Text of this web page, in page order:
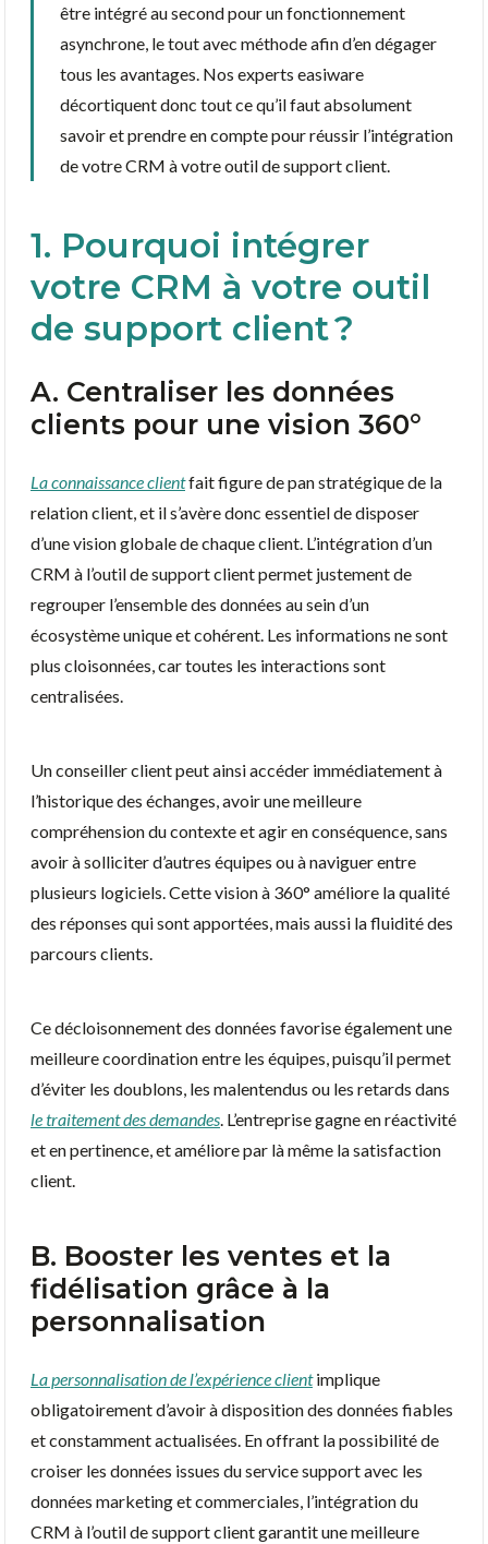
être intégré au second pour un fonctionnement
asynchrone, le tout avec méthode afin d’en dégager
tous les avantages. Nos experts easiware
décortiquent donc tout ce qu’il faut absolument
savoir et prendre en compte pour réussir l’intégration
de votre CRM à votre outil de support client.
1. Pourquoi intégrer
votre CRM à votre outil
de support client ?
A. Centraliser les données
clients pour une vision 360°
La connaissance clientfait figure de pan stratégique de la
relation client, et il s’avère donc essentiel de disposer
d’une vision globale de chaque client. L’intégration d’un
CRM à l’outil de support client permet justement de
regrouper l’ensemble des données au sein d’un
écosystème unique et cohérent. Les informations ne sont
plus cloisonnées, car toutes les interactions sont
centralisées.
Un conseiller client peut ainsi accéder immédiatement à
l’historique des échanges, avoir une meilleure
compréhension du contexte et agir en conséquence, sans
avoir à solliciter d’autres équipes ou à naviguer entre
plusieurs logiciels. Cette vision à 360° améliore la qualité
des réponses qui sont apportées, mais aussi la fluidité des
parcours clients.
Ce décloisonnement des données favorise également une
meilleure coordination entre les équipes, puisqu’il permet
d’éviter les doublons, les malentendus ou les retards dans
le traitement des demandes . L’entreprise gagne en réactivité
et en pertinence, et améliore par là même la satisfaction
client.
B. Booster les ventes et la
fidélisation grâce à la
personnalisation
La personnalisation de l’expérience clientimplique
obligatoirement d’avoir à disposition des données fiables
et constamment actualisées. En offrant la possibilité de
croiser les données issues du service support avec les
données marketing et commerciales, l’intégration du
CRM à l’outil de support client garantit une meilleure